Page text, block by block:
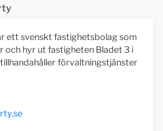
ett svenskt fastighetsbolag som
och hyr ut fastigheten Bladet 3 i
förvaltningstjänster